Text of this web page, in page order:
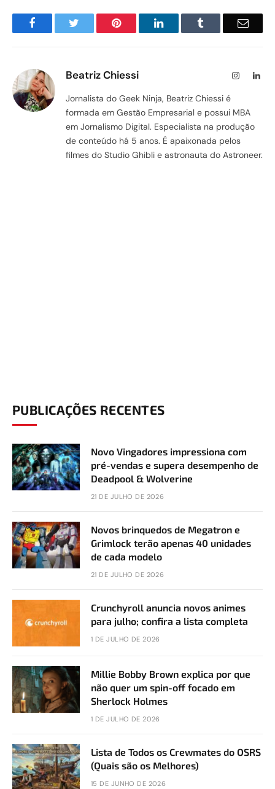
Facebook Pinterest LinkedIn Email
Beatriz Chiessi Instagram
Jornalista do Geek Ninja, Beatriz Chiessi é
formada em Gestão Empresarial e possui MBA
em Jornalismo Digital. Especialista na produção
de conteúdo há 5 anos. É apaixonada pelos
filmes do Studio Ghibli e astronauta do Astroneer.
PUBLICAÇÕES RECENTES
Novo Vingadores impressiona com
pré-vendas e supera desempenho de
Deadpool & Wolverine
21 DE JULHO DE 2026
Novos brinquedos de Megatron e
Grimlock terão apenas 40 unidades
de cada modelo
21 DE JULHO DE 2026
Crunchyroll anuncia novos animes
para julho; confira a lista completa
1 DE JULHO DE 2026
Millie Bobby Brown explica por que
não quer um spin-off focado em
Sherlock Holmes
1 DE JULHO DE 2026
Lista de Todos os Crewmates do OSRS
(Quais são os Melhores)
15 DE JUNHO DE 2026